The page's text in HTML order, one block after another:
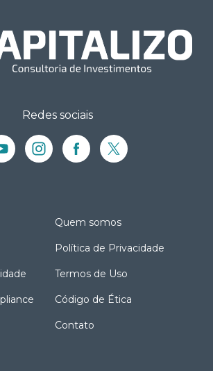
Redes sociais
Quem somos
Política de Privacidade
Termos de Uso
Código de Ética
Contato